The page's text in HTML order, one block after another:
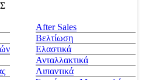
Αfter Sales
Βελτίωση
Ελαστικά
Ανταλλακτικά
Λιπαντικά